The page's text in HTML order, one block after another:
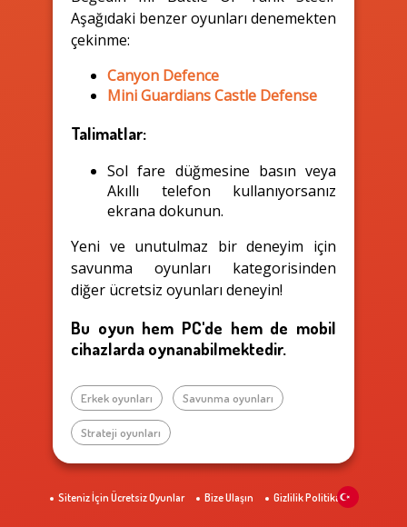
Aşağıdaki benzer oyunları denemekten
çekinme:
Canyon Defence
Mini Guardians Castle Defense
Talimatlar:
Sol fare düğmesine basın veya
Akıllı telefon kullanıyorsanız
ekrana dokunun.
Yeni ve unutulmaz bir deneyim için
savunma oyunları kategorisinden
diğer ücretsiz oyunları deneyin!
Bu oyun hem PC'de hem de mobil
cihazlarda oynanabilmektedir.
Erkek oyunları Savunma oyunları
Strateji oyunları
Siteniz İçin Ücretsiz Oyunlar Bize Ulaşın Gizlilik Politikası